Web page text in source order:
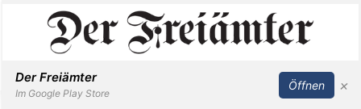
Inserieren Abonnieren Anmelden
Der Freiämter
Im Google Play Store
Öffnen ×